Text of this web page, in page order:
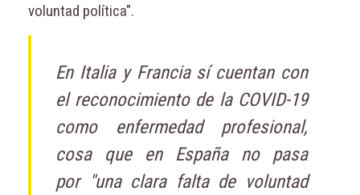
voluntad política".
En Italia y Francia sí cuentan con
el reconocimiento de la COVID-19
como enfermedad profesional,
cosa que en España no pasa
por "una clara falta de voluntad